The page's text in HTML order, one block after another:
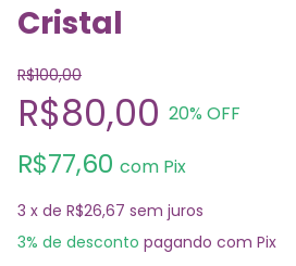
Cristal
R$100,00
R$80,00 20% OFF
R$77,60 com Pix
3 x de R$26,67 sem juros
3% de desconto pagando com Pix